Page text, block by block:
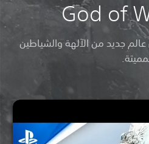
جديد من الآلهة والشياطين